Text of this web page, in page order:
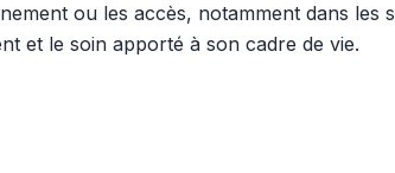
ou les accès, notamment dans
et le soin apporté à son cadre de vie.